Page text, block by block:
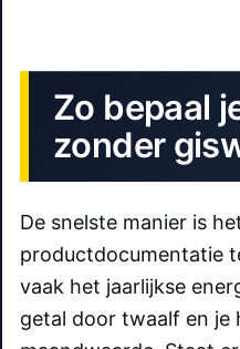
Zo bepaal
zonder
De snelste manier is
productdocumentatie
vaak het jaarlijkse
getal door twaalf en je